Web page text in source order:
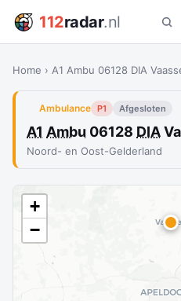
112radar.nl
Home › A1 Ambu 06128 DIA
Ambulance P1 Afgesloten
A1 Ambu 06128 DIA
Noord- en Oost-Gelderland
+
−